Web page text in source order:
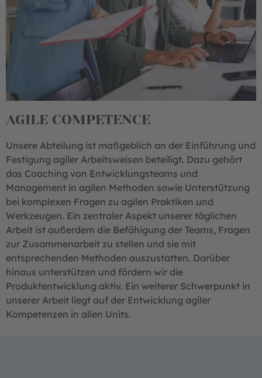
AGILE COMPETENCE
Unsere Abteilung ist maßgeblich an der Einführung und
Festigung agiler Arbeitsweisen beteiligt. Dazu gehört
das Coaching von Entwicklungsteams und
Management in agilen Methoden sowie Unterstützung
bei komplexen Fragen zu agilen Praktiken und
Werkzeugen. Ein zentraler Aspekt unserer täglichen
Arbeit ist außerdem die Befähigung der Teams, Fragen
zur Zusammenarbeit zu stellen und sie mit
entsprechenden Methoden auszustatten. Darüber
hinaus unterstützen und fördern wir die
Produktentwicklung aktiv. Ein weiterer Schwerpunkt in
unserer Arbeit liegt auf der Entwicklung agiler
Kompetenzen in allen Units.